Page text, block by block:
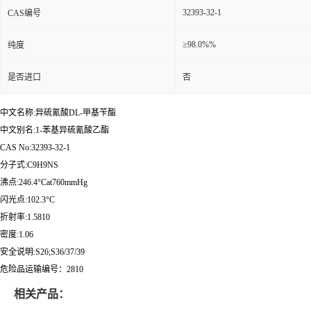
CAS编号 32393-32-1
纯度 ≥98.0%%
是否进口 否
中文名称:异硫氰酸DL-甲基苄酯
中文别名:1-苯基异硫氰酸乙酯
CAS No:32393-32-1
分子式:C9H9NS
沸点:246.4°Cat760mmHg
闪光点:102.3°C
折射率:1.5810
密度:1.06
安全说明:S26;S36/37/39
危险品运输编号：2810
相关产品：